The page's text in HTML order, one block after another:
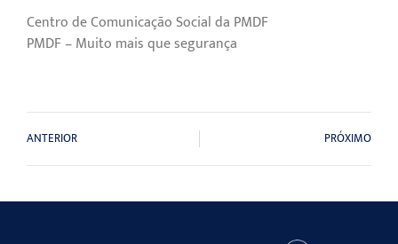
Centro de Comunicação Social da PMDF
PMDF – Muito mais que segurança
ANTERIOR PRÓXIMO